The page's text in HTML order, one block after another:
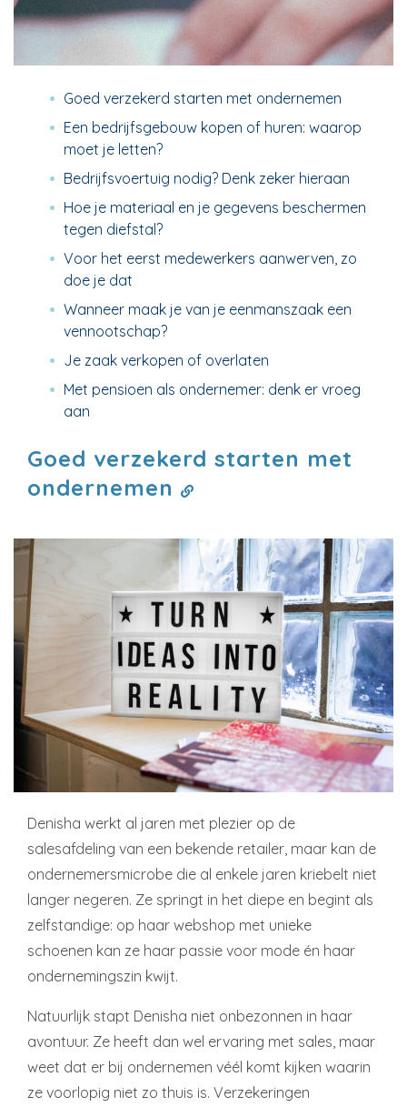
Goed verzekerd starten met ondernemen
Een bedrijfsgebouw kopen of huren: waarop
moet je letten?
Bedrijfsvoertuig nodig? Denk zeker hieraan
Hoe je materiaal en je gegevens beschermen
tegen diefstal?
Voor het eerst medewerkers aanwerven, zo
doe je dat
Wanneer maak je van je eenmanszaak een
vennootschap?
Je zaak verkopen of overlaten
Met pensioen als ondernemer: denk er vroeg
aan
Goed verzekerd starten met
ondernemen
Denisha werkt al jaren met plezier op de
salesafdeling van een bekende retailer, maar kan de
ondernemersmicrobe die al enkele jaren kriebelt niet
langer negeren. Ze springt in het diepe en begint als
zelfstandige: op haar webshop met unieke
schoenen kan ze haar passie voor mode én haar
ondernemingszin kwijt.
Natuurlijk stapt Denisha niet onbezonnen in haar
avontuur. Ze heeft dan wel ervaring met sales, maar
weet dat er bij ondernemen véél komt kijken waarin
ze voorlopig niet zo thuis is. Verzekeringen